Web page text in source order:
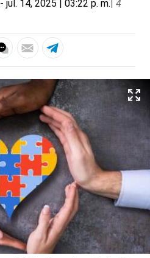
- jul. 14, 2025 | 03:22 p. m.| 4